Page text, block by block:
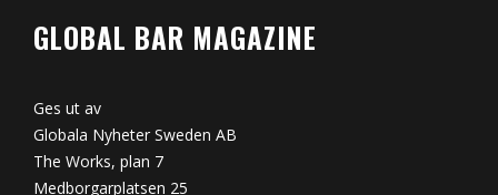
GLOBAL BAR MAGAZINE
Ges ut av
Globala Nyheter Sweden AB
The Works, plan 7
Medborgarplatsen 25